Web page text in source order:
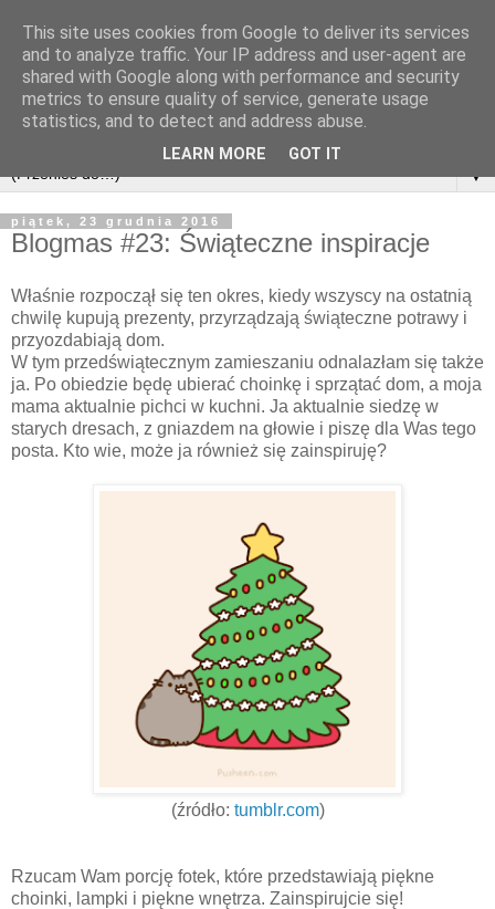
▼
piątek, 23 grudnia 2016
Blogmas #23: Świąteczne inspiracje
Właśnie rozpoczął się ten okres, kiedy wszyscy na ostatnią
chwilę kupują prezenty, przyrządzają świąteczne potrawy i
przyozdabiają dom.
W tym przedświątecznym zamieszaniu odnalazłam się także
ja. Po obiedzie będę ubierać choinkę i sprzątać dom, a moja
mama aktualnie pichci w kuchni. Ja aktualnie siedzę w
starych dresach, z gniazdem na głowie i piszę dla Was tego
posta. Kto wie, może ja również się zainspiruję?
(źródło: tumblr.com)
Rzucam Wam porcję fotek, które przedstawiają piękne
choinki, lampki i piękne wnętrza. Zainspirujcie się!
This site uses cookies from Google to deliver its services
and to analyze traffic. Your IP address and user-agent are
shared with Google along with performance and security
metrics to ensure quality of service, generate usage
statistics, and to detect and address abuse.
LEARN MORE GOT IT